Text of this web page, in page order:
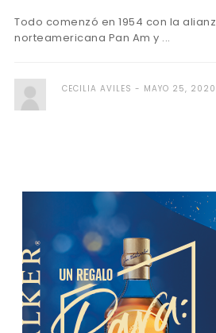
Todo comenzó en 1954 con la
norteamericana Pan Am y ...
CECILIA AVILES MAYO 25, 2020